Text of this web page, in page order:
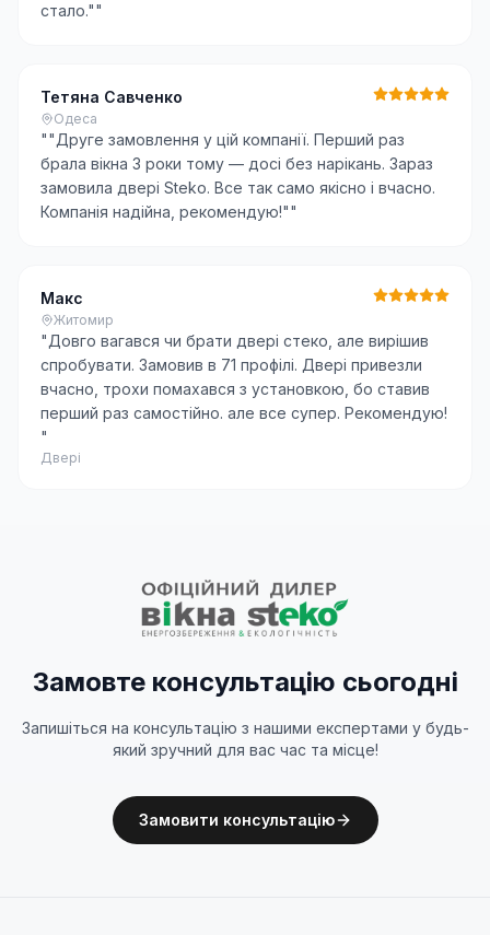
стало.""
Тетяна Савченко
Одеса
""Друге замовлення у цій компанії. Перший раз
брала вікна 3 роки тому — досі без нарікань. Зараз
замовила двері Steko. Все так само якісно і вчасно.
Компанія надійна, рекомендую!""
Макс
Житомир
"Довго вагався чи брати двері стеко, але вирішив
спробувати. Замовив в 71 профілі. Двері привезли
вчасно, трохи помахався з установкою, бо ставив
перший раз самостійно. але все супер. Рекомендую!
"
Двері
Замовте консультацію сьогодні
Запишіться на консультацію з нашими експертами у будь-
який зручний для вас час та місце!
Замовити консультацію